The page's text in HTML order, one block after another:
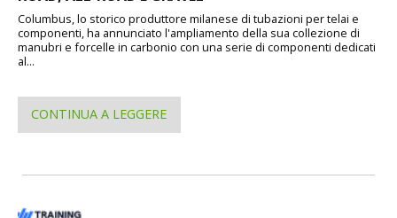
Columbus, lo storico produttore milanese di tubazioni per telai e
componenti, ha annunciato l'ampliamento della sua collezione di
manubri e forcelle in carbonio con una serie di componenti dedicati
al...
CONTINUA A LEGGERE